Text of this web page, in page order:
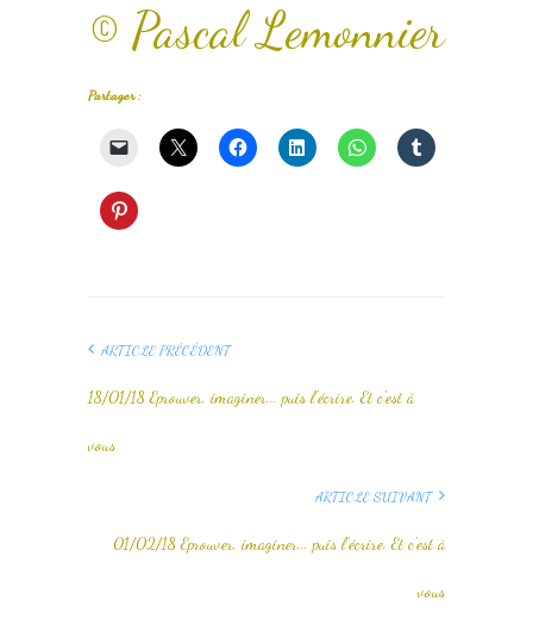
© Pascal Lemonnier
Partager :
ARTICLE PRÉCÉDENT
18/01/18 Eprouver, imaginer... puis l'écrire. Et c'est à
vous
ARTICLE SUIVANT
01/02/18 Eprouver, imaginer... puis l'écrire. Et c'est à
vous